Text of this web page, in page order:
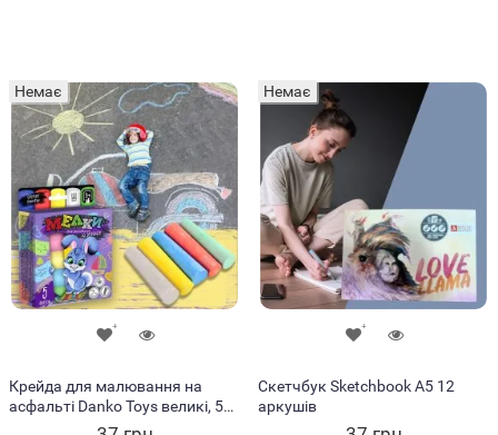
Немає
Крейда для малювання на
асфальті Danko Toys великі, 5
Немає
Скетчбук Sketchbook A5 12
аркушів